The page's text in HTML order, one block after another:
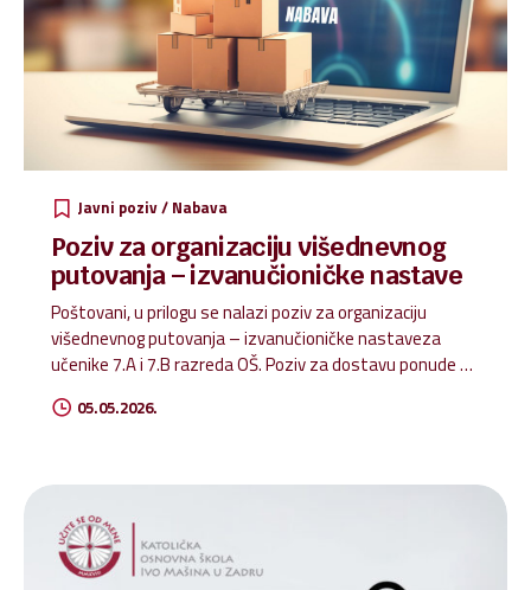
Javni poziv / Nabava
Poziv za organizaciju višednevnog
putovanja – izvanučioničke nastave
Poštovani, u prilogu se nalazi poziv za organizaciju
višednevnog putovanja – izvanučioničke nastaveza
učenike 7.A i 7.B razreda OŠ. Poziv za dostavu ponude –
05.05.2026.